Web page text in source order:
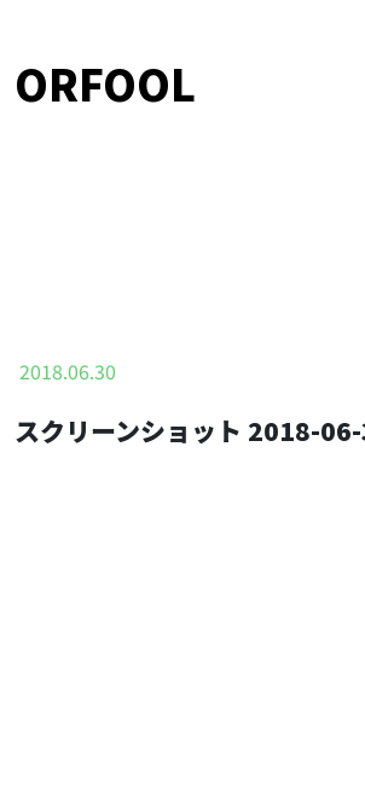
ORFOOL
2018.06.30
スクリーンショット 2018-